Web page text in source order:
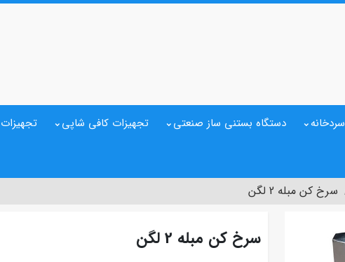
سردخانه دستگاه بستنی ساز صنعتی تجهیزات کافی شاپی تجهیزات
سرخ کن مبله 2 لگن
سرخ کن مبله 2 لگن